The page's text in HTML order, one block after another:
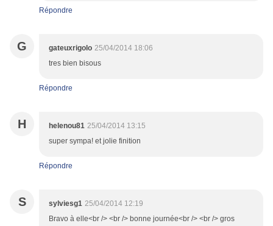
Répondre
G gateuxrigolo 25/04/2014 18:06
tres bien bisous
Répondre
H helenou81 25/04/2014 13:15
super sympa! et jolie finition
Répondre
S sylviesg1 25/04/2014 12:19
Bravo à elle<br /> <br /> bonne journée<br /> <br /> gros